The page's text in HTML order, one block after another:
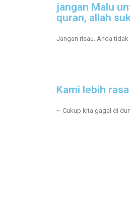
jangan Malu
quran, allah
Jangan risau. Anda
Kami lebih
~ Cukup kita gagal di